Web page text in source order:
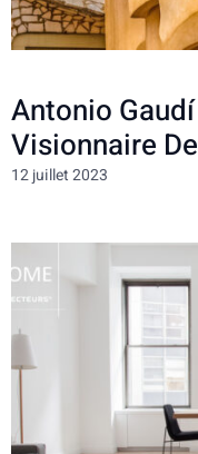
Antonio
Visionnaire
12 juillet 2023